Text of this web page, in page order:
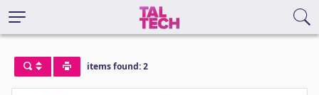
items found: 2